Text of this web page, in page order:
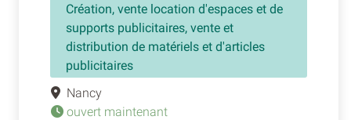
Création, vente location d'espaces et de
supports publicitaires, vente et
distribution de matériels et d'articles
publicitaires
Nancy
ouvert maintenant